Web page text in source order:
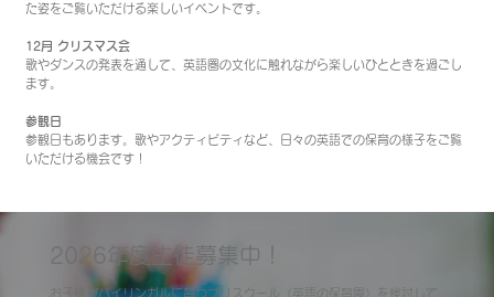
た姿をご覧いただける楽しいイベントです。
12月 クリスマス会
歌やダンスの発表を通して、英語圏の文化に触れながら楽しいひとときを過ごし
ます。
参観日
参観日もあります。歌やアクティビティなど、日々の英語での保育の様子をご覧
いただける機会です！
2026年度生徒募集中！
お子様がバイリンガルに育つプリスクール（英語の保育園）を検討して